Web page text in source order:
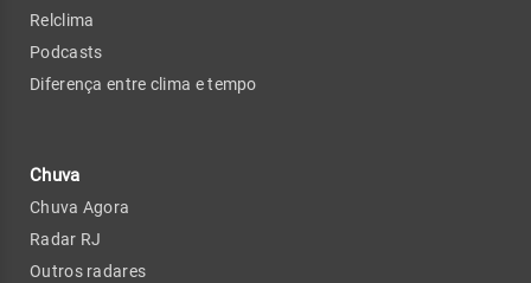
Relclima
Podcasts
Diferença entre clima e tempo
Chuva
Chuva Agora
Radar RJ
Outros radares